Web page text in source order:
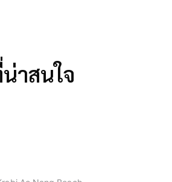
าสนใจ